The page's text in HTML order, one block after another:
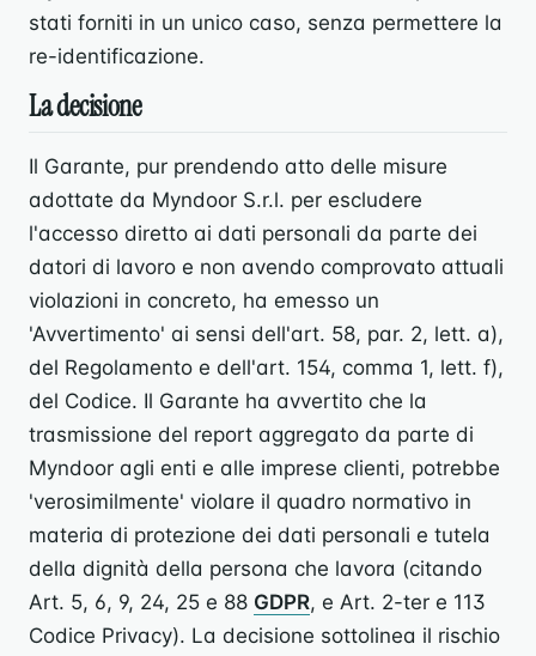
stati forniti in un unico caso, senza permettere la
re-identificazione.
La decisione
Il Garante, pur prendendo atto delle misure
adottate da Myndoor S.r.l. per escludere
l'accesso diretto ai dati personali da parte dei
datori di lavoro e non avendo comprovato attuali
violazioni in concreto, ha emesso un
'Avvertimento' ai sensi dell'art. 58, par. 2, lett. a),
del Regolamento e dell'art. 154, comma 1, lett. f),
del Codice. Il Garante ha avvertito che la
trasmissione del report aggregato da parte di
Myndoor agli enti e alle imprese clienti, potrebbe
'verosimilmente' violare il quadro normativo in
materia di protezione dei dati personali e tutela
della dignità della persona che lavora (citando
Art. 5, 6, 9, 24, 25 e 88 GDPR, e Art. 2-ter e 113
Codice Privacy). La decisione sottolinea il rischio